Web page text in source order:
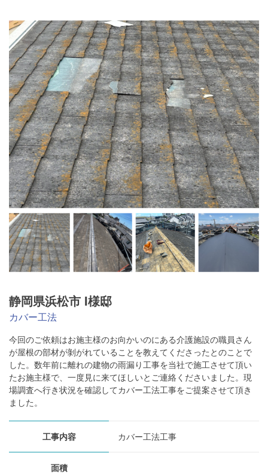
静岡県浜松市 I様邸
カバー工法
今回のご依頼はお施主様のお向かいのにある介護施設の職員さん
が屋根の部材が剝がれていることを教えてくださったとのことで
した。数年前に離れの建物の雨漏り工事を当社で施工させて頂い
たお施主様で、一度見に来てほしいとご連絡くださいました。現
場調査へ行き状況を確認してカバー工法工事をご提案させて頂き
ました。
工事内容 カバー工法工事
面積